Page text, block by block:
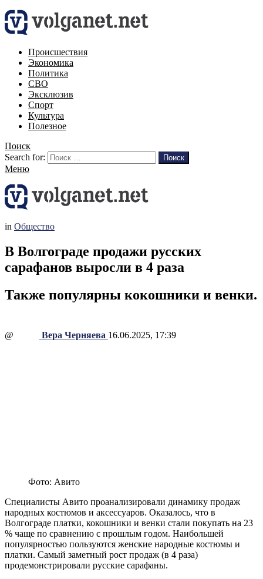
Происшествия
Экономика
Политика
СВО
Эксклюзив
Спорт
Культура
Полезное
Поиск
Search for:
Поиск
Меню
in Общество
В Волгограде продажи русских
сарафанов выросли в 4 раза
Также популярны кокошники и венки.
@ Вера Черняева 16.06.2025, 17:39
Фото: Авито
Специалисты Авито проанализировали динамику продаж
народных костюмов и аксессуаров. Оказалось, что в
Волгограде платки, кокошники и венки стали покупать на 23
% чаще по сравнению с прошлым годом. Наибольшей
популярностью пользуются женские народные костюмы и
платки. Самый заметный рост продаж (в 4 раза)
продемонстрировали русские сарафаны.